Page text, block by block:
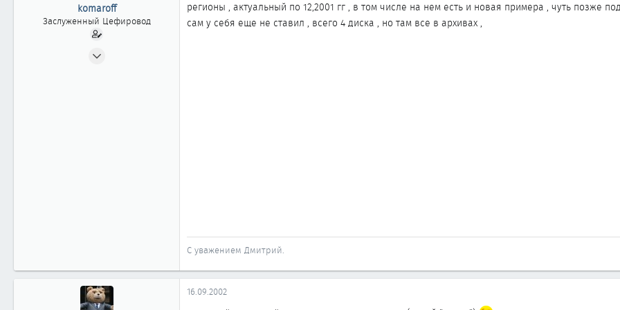
а
komaroff
Заслуженный Цефировод
регионы , актуальный по 12,2001 гг , в том числе на нем есть и новая примера , чуть позже
сам у себя еще не ставил , всего 4 диска , но там все в архивах ,
С уважением Дмитрий.
16.09.2002